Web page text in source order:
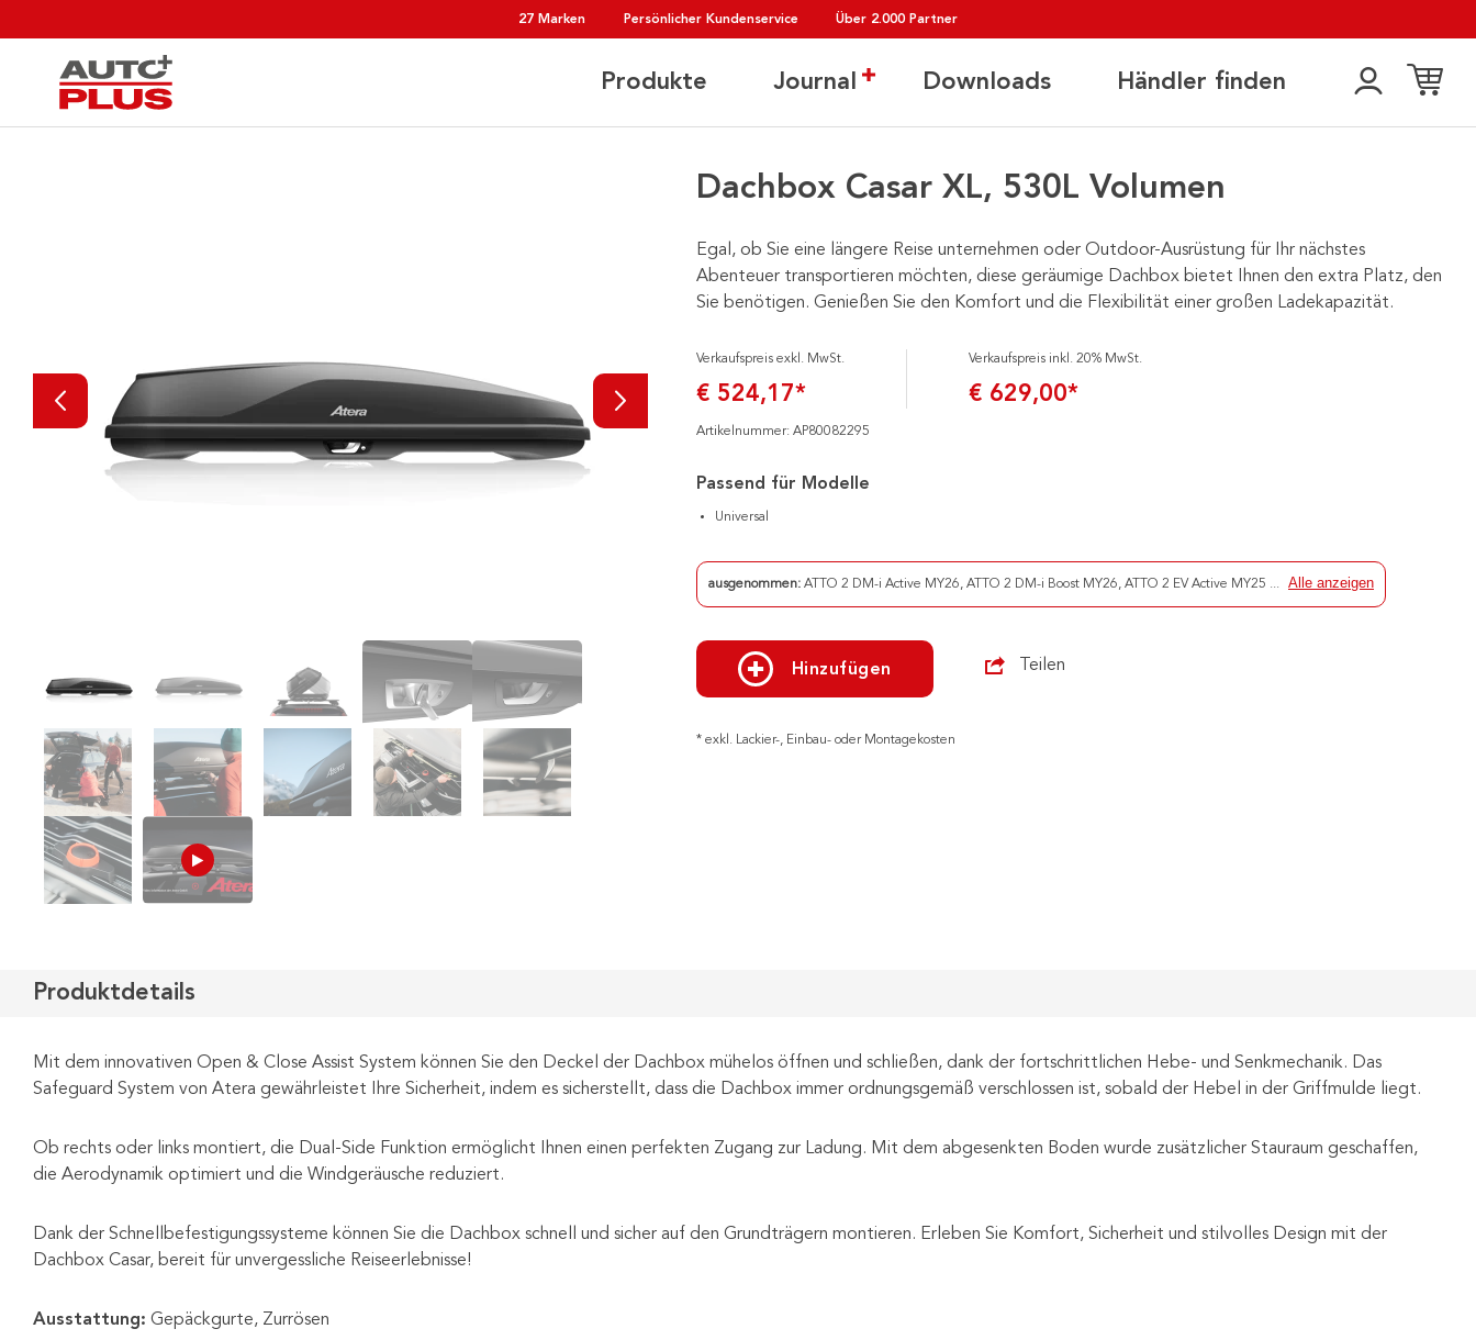
27 Marken Persönlicher Kundenservice Über 2.000 Partner
Produkte Journal Downloads Händler finden
Dachbox Casar XL, 530L Volumen
Egal, ob Sie eine längere Reise unternehmen oder Outdoor-Ausrüstung für Ihr nächstes
Abenteuer transportieren möchten, diese geräumige Dachbox bietet Ihnen den extra Platz, den
Sie benötigen. Genießen Sie den Komfort und die Flexibilität einer großen Ladekapazität.
Verkaufspreis exkl. MwSt.
€ 524,17*
Verkaufspreis inkl. 20% MwSt.
€ 629,00*
Artikelnummer: AP80082295
Passend für Modelle
Universal
ausgenommen: ATTO 2 DM-i Active MY26, ATTO 2 DM-i Boost MY26, ATTO 2 EV Active MY25 ... Alle anzeigen
Hinzufügen Teilen
* exkl. Lackier-, Einbau- oder Montagekosten
Produktdetails
Mit dem innovativen Open & Close Assist System können Sie den Deckel der Dachbox mühelos öffnen und schließen, dank der fortschrittlichen Hebe- und Senkmechanik. Das
Safeguard System von Atera gewährleistet Ihre Sicherheit, indem es sicherstellt, dass die Dachbox immer ordnungsgemäß verschlossen ist, sobald der Hebel in der Griffmulde liegt.
Ob rechts oder links montiert, die Dual-Side Funktion ermöglicht Ihnen einen perfekten Zugang zur Ladung. Mit dem abgesenkten Boden wurde zusätzlicher Stauraum geschaffen,
die Aerodynamik optimiert und die Windgeräusche reduziert.
Dank der Schnellbefestigungssysteme können Sie die Dachbox schnell und sicher auf den Grundträgern montieren. Erleben Sie Komfort, Sicherheit und stilvolles Design mit der
Dachbox Casar, bereit für unvergessliche Reiseerlebnisse!
Ausstattung: Gepäckgurte, Zurrösen